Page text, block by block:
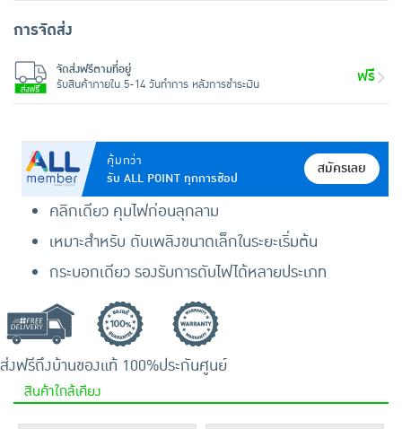
คุ้มกว่า
รับ ALL POINT ทุกการช้อป
สมัครเลย
คลิกเดียว คุมไฟก่อนลุกลาม
เหมาะสำหรับ ดับเพลิงขนาดเล็กในระยะเริ่มต้น
กระบอกเดียว รองรับการดับไฟได้หลายประเภท
การจัดส่ง
จัดส่งฟรีตามที่อยู่
รับสินค้าภายใน 5-14 วันทำการ หลังการชำระเงิน
ฟรี
ส่งฟรีถึงบ้านของแท้ 100%ประกันศูนย์
สินค้าใกล้เคียง